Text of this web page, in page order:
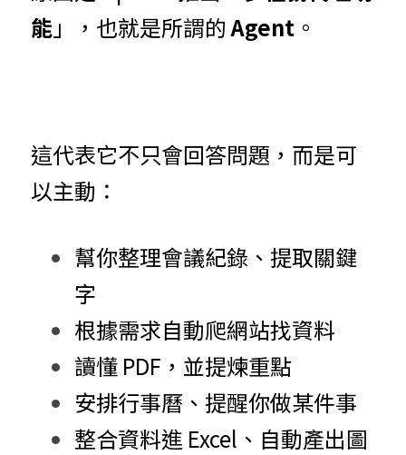
能 」，也就是所謂的 Agent 。
這代表它不只會回答問題，而是可
以主動：
幫你整理會議紀錄、提取關鍵
字
根據需求自動爬網站找資料
讀懂 PDF，並提煉重點
安排行事曆、提醒你做某件事
整合資料進 Excel、自動產出圖